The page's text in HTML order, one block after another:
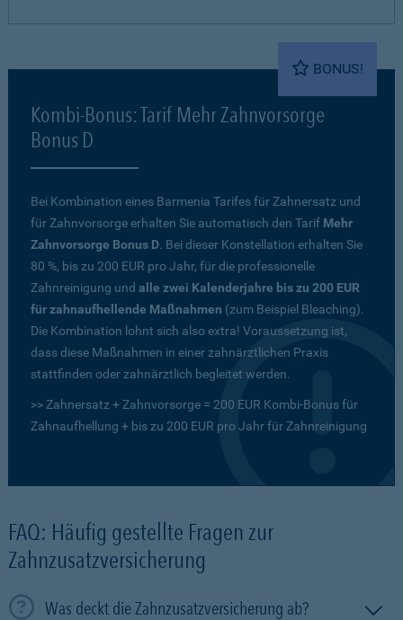
BONUS!
Kombi-Bonus: Tarif Mehr Zahnvorsorge
Bonus D
Bei Kombination eines Barmenia Tarifes für Zahnersatz und
für Zahnvorsorge erhalten Sie automatisch den Tarif Mehr
Zahnvorsorge Bonus D. Bei dieser Konstellation erhalten Sie
80 %, bis zu 200 EUR pro Jahr, für die professionelle
Zahnreinigung und alle zwei Kalenderjahre bis zu 200 EUR
für zahnaufhellende Maßnahmen (zum Beispiel Bleaching).
Die Kombination lohnt sich also extra! Voraussetzung ist,
dass diese Maßnahmen in einer zahnärztlichen Praxis
stattfinden oder zahnärztlich begleitet werden.
>> Zahnersatz + Zahnvorsorge = 200 EUR Kombi-Bonus für
Zahnaufhellung + bis zu 200 EUR pro Jahr für Zahnreinigung
FAQ: Häufig gestellte Fragen zur
Zahnzusatzversicherung
Was deckt die Zahnzusatzversicherung ab?